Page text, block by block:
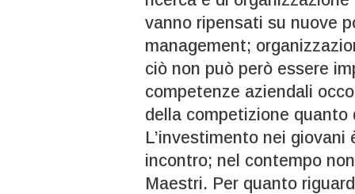
vanno ripensati su nuove
management;
ciò non può però essere
competenze aziendali
della competizione quanto
L’investimento nei
incontro; nel contempo
Maestri. Per quanto